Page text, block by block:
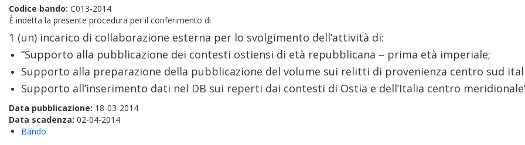
Codice bando: C013-2014
È indetta la presente procedura per il conferimento di
1 (un) incarico di collaborazione esterna per lo svolgimento dell’attività di:
“Supporto alla pubblicazione dei contesti ostiensi di età repubblicana – prima età imperiale;
Supporto alla preparazione della pubblicazione del volume sui relitti di provenienza centro sud
Supporto all’inserimento dati nel DB sui reperti dai contesti di Ostia e dell’Italia centro
Data pubblicazione: 18-03-2014
Data scadenza: 02-04-2014
Bando